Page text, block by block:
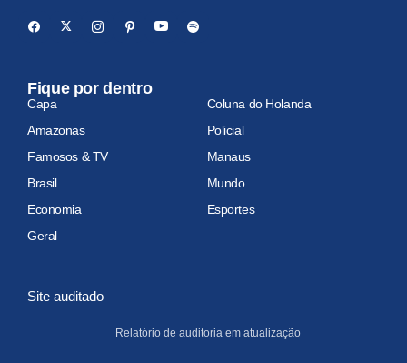
Fique por dentro
Capa
Coluna do Holanda
Amazonas
Policial
Famosos & TV
Manaus
Brasil
Mundo
Economia
Esportes
Geral
Site auditado
Relatório de auditoria em atualização